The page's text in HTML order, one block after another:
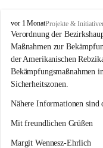
O
s
l
i
p
vor 1 MonatProjekte &
Verordnung der
Maßnahmen zur
der Amerikanischen
Bekämpfungsmaßnahmen
Sicherheitszonen.
Nähere Informationen sind
Mit freundlichen Grüßen
Margit Wennesz-Ehrlich